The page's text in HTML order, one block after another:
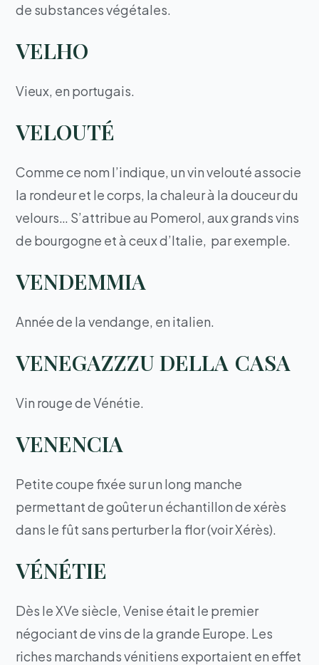
de substances végétales.
VELHO
Vieux, en portugais.
VELOUTÉ
Comme ce nom l’indique, un vin velouté associe
la rondeur et le corps, la chaleur à la douceur du
velours… S’attribue au Pomerol, aux grands vins
de bourgogne et à ceux d’Italie, par exemple.
VENDEMMIA
Année de la vendange, en italien.
VENEGAZZZU DELLA CASA
Vin rouge de Vénétie.
VENENCIA
Petite coupe fixée sur un long manche
permettant de goûter un échantillon de xérès
dans le fût sans perturber la flor (voir Xérès).
VÉNÉTIE
Dès le XVe siècle, Venise était le premier
négociant de vins de la grande Europe. Les
riches marchands vénitiens exportaient en effet